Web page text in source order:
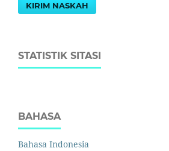
KIRIM NASKAH
STATISTIK SITASI
BAHASA
Bahasa Indonesia